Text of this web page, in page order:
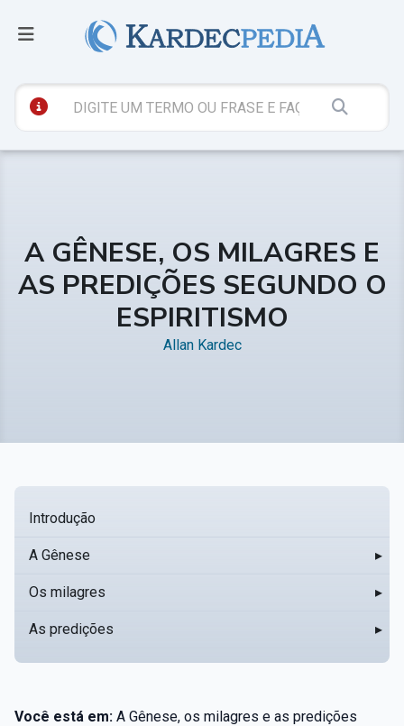
A GÊNESE, OS MILAGRES E
AS PREDIÇÕES SEGUNDO O
ESPIRITISMO
Allan Kardec
Introdução
A Gênese ▸
Os milagres ▸
As predições ▸
Você está em: A Gênese, os milagres e as predições